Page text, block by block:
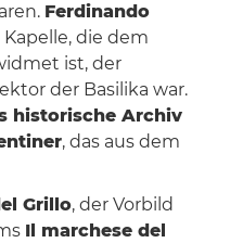
Ferdinando
Kapelle, die dem
ist, der
der Basilika war.
historische Archiv
, das aus dem
Grillo, der Vorbild
Il marchese del